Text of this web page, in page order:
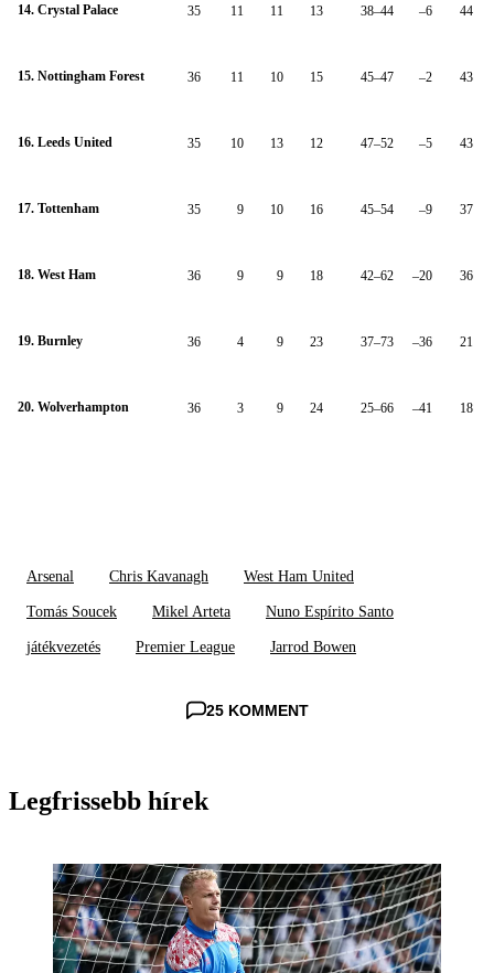
14. Crystal Palace 35 11 11 13 38–44 –6 44
15. Nottingham Forest 36 11 10 15 45–47 –2 43
16. Leeds United 35 10 13 12 47–52 –5 43
17. Tottenham 35 9 10 16 45–54 –9 37
18. West Ham 36 9 9 18 42–62 –20 36
19. Burnley 36 4 9 23 37–73 –36 21
20. Wolverhampton 36 3 9 24 25–66 –41 18
Arsenal Chris Kavanagh West Ham United
Tomás Soucek Mikel Arteta Nuno Espírito Santo
játékvezetés Premier League Jarrod Bowen
25 KOMMENT
Legfrissebb hírek